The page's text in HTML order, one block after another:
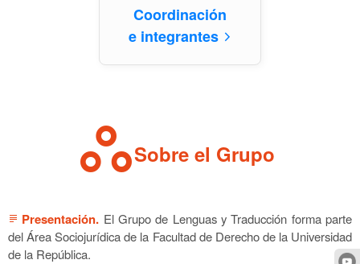
Coordinación
e integrantes
arrow_forward_ios
workspacesSobre el Grupo
subject Presentación. El Grupo de Lenguas y Traducción forma parte
del Área Sociojurídica de la Facultad de Derecho de la Universidad
de la República.